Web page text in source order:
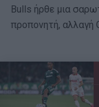
Bulls ήρθε μια
προπονητή, αλλαγή